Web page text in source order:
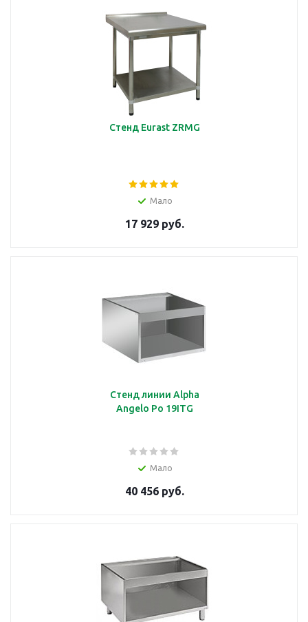
Стенд Eurast ZRMG
Мало
17 929 руб.
Стенд линии Alpha
Angelo Po 19ITG
Мало
40 456 руб.